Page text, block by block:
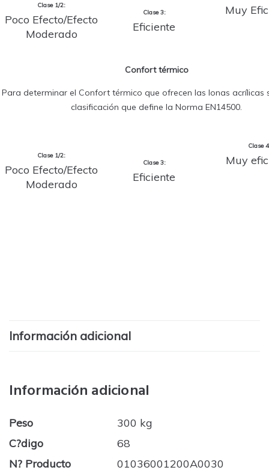
Clase 1/2:
Poco Efecto/Efecto
Moderado
Clase 3:
Eficiente
Muy
Confort térmico
Para determinar el Confort térmico que ofrecen las lonas acrílicas
clasificación que define la Norma EN14500.
Clase 1/2:
Poco Efecto/Efecto
Moderado
Clase 3:
Eficiente
Clase
Muy
Información adicional
Información adicional
Peso
300 kg
C?digo
68
N? Producto
01036001200A0030